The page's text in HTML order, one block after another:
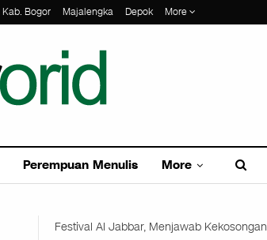
Kab. Bogor Majalengka Depok More
Perempuan Menulis More
Festival Al Jabbar, Menjawab Kekosongan